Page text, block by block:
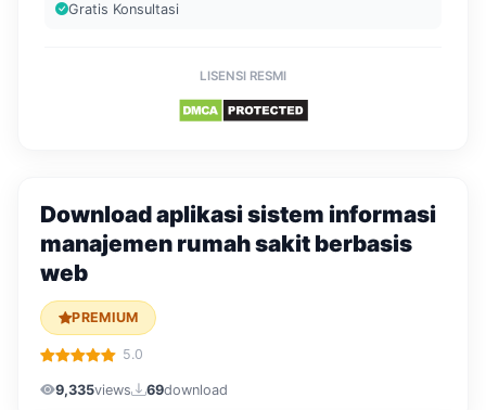
Gratis Konsultasi
LISENSI RESMI
Download aplikasi sistem informasi
manajemen rumah sakit berbasis
web
PREMIUM
5.0
9,335views 69download